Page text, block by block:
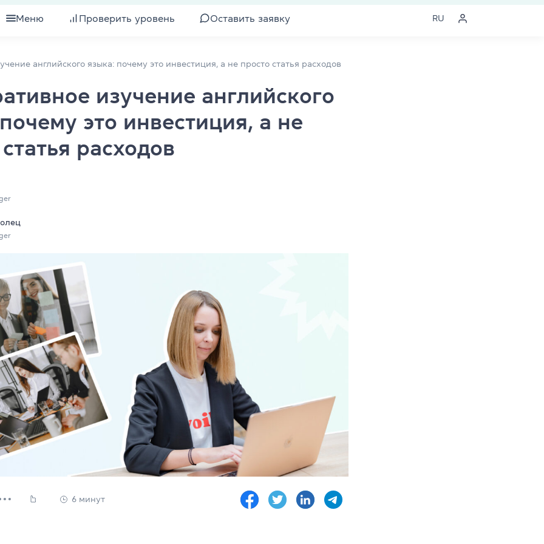
Меню Проверить уровень Оставить заявку RU
32
детей
компаний
Teens
Изучение уровня
Подготовка к экзамену TOEFL
Юридический английский
Подготовка к экзаменам FCE, CAE, CPE
Все курсы для подростков
Изучение уровня + экзамены Cambridge English
Подготовка к НМТ
Летний экспресс-курс
Летний разговорный курс
английского языка: почему это инвестиция, а не просто статья расходов
изучение английского
это инвестиция, а не
расходов
6 минут